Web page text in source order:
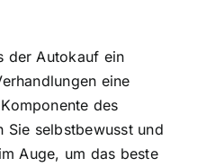
der Autokauf ein
eine
des
Sie selbstbewusst und
Auge, um das beste